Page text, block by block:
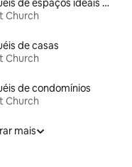
Aluguéis de espaços ideais para famílias
Church
de casas
Church
de condomínios
Church
mais